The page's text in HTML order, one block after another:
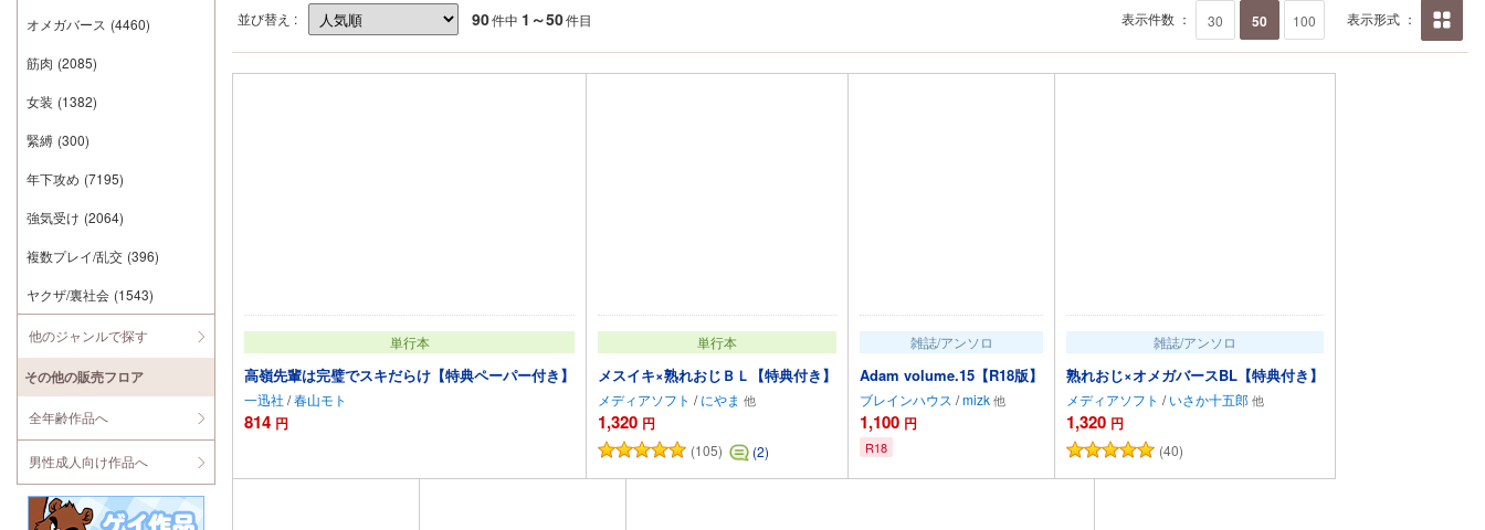
並び替え : 90件中 1～50件目
表示形式 ：
画像の
30 50 100
表示件数 ：
単行本
高嶺先輩は完璧でスキだらけ【特典ペーパー付き】
一迅社 /春山モト
814 円
単行本
メスイキ×熟れおじＢＬ【特典付き】
メディアソフト / にやま
1,320 円
(105) (2)
カートに追加
雑誌/アンソロ
Adam volume.15【R18版】
ブレインハウス /mizk
1,100 円
R18
雑誌/アンソロ
熟れおじ×オメガバースBL【特典付き】
メディアソフト / いさか十五郎
1,320 円
(40)
カートに追加
オメガバース (4460)
筋肉 (2085)
女装 (1382)
緊縛 (300)
年下攻め (7195)
強気受け (2064)
複数プレイ/乱交 (396)
ヤクザ/裏社会 (1543)
他のジャンルで探す
その他の販売フロア
全年齢作品へ
男性成人向け作品へ